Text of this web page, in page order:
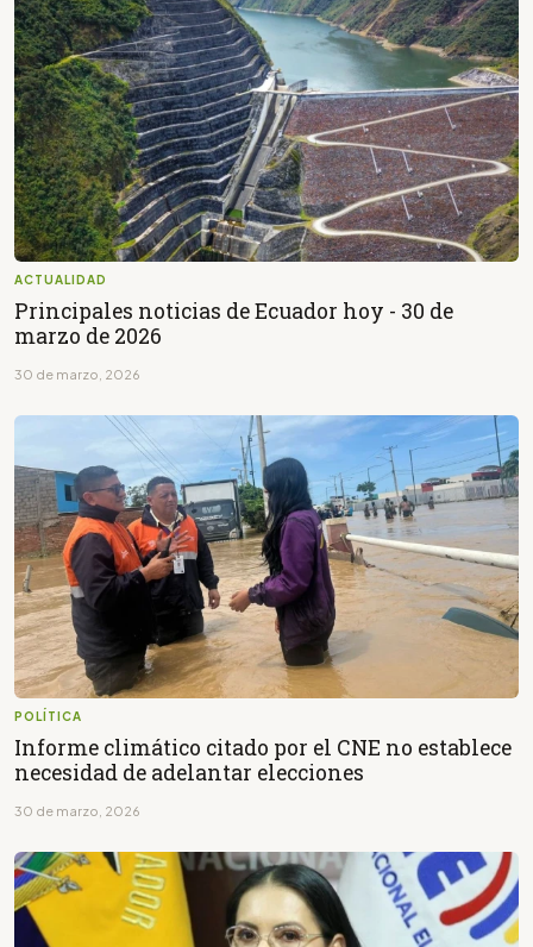
ACTUALIDAD
Principales noticias de Ecuador hoy - 30 de
marzo de 2026
30 de marzo, 2026
POLÍTICA
Informe climático citado por el CNE no establece
necesidad de adelantar elecciones
30 de marzo, 2026